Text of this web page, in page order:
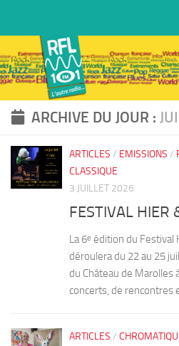
ARCHIVE DU JOUR :
ARTICLES / EMISSIONS /
CLASSIQUE
3 JUILLET 2026
FESTIVAL HIER
La 6ᵉ édition du Festival
déroulera du 22 au 25
du Château de Marolles
concerts, de rencontres
ARTICLES /